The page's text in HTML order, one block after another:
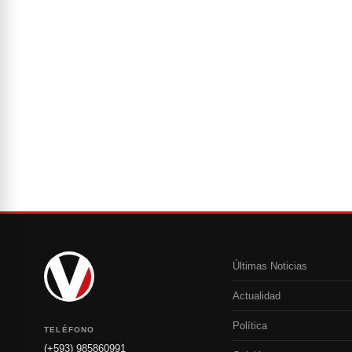
TELÉFONO
(+593) 985860991
Últimas Noticias
Actualidad
Política